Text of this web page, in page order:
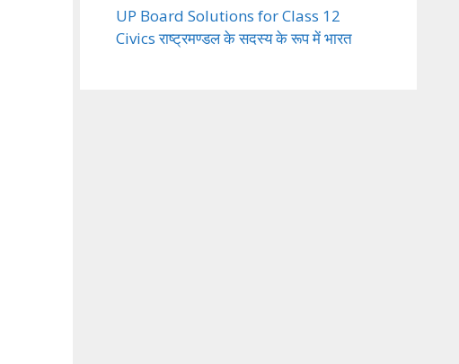
UP Board Solutions for Class 12
Civics राष्ट्रमण्डल के सदस्य के रूप में भारत